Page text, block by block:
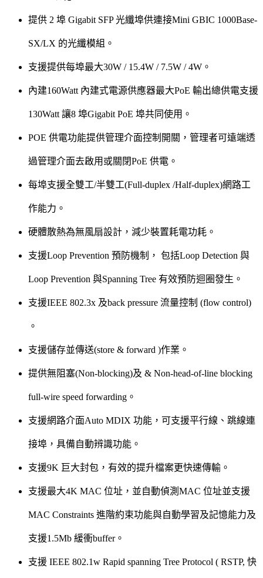
提供 2 埠 Gigabit SFP 光纖埠供連接Mini GBIC 1000Base-
SX/LX 的光纖模組。
支援提供每埠最大30W / 15.4W / 7.5W / 4W。
內建160Watt 內建式電源供應器最大PoE 輸出總供電支援
130Watt 讓8 埠Gigabit PoE 埠共同使用。
POE 供電功能提供管理介面控制開關，管理者可遠端透
過管理介面去啟用或關閉PoE 供電。
每埠支援全雙工/半雙工(Full-duplex /Half-duplex)網路工
作能力。
硬體散熱為無風扇設計，減少裝置耗電功耗。
支援Loop Prevention 預防機制， 包括Loop Detection 與
Loop Prevention 與Spanning Tree 有效預防迴圈發生。
支援IEEE 802.3x 及back pressure 流量控制 (flow control)
。
支援儲存並傳送(store & forward )作業。
提供無阻塞(Non-blocking)及 & Non-head-of-line blocking
full-wire speed forwarding。
支援網路介面Auto MDIX 功能，可支援平行線、跳線連
接埠，具備自動辨識功能。
支援9K 巨大封包，有效的提升檔案更快速傳輸。
支援最大4K MAC 位址，並自動偵測MAC 位址並支援
MAC Constraints 進階約束功能與自動學習及記憶能力及
支援1.5Mb 緩衝buffer。
支援 IEEE 802.1w Rapid spanning Tree Protocol ( RSTP, 快